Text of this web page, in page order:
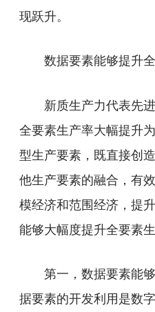
现跃升。
数据要素能够提升全
新质生产力代表先进
全要素生产率大幅提升
型生产要素，既直接创
他生产要素的融合，有
模经济和范围经济，提
能够大幅度提升全要素生
第一，数据要素能够
据要素的开发利用是数